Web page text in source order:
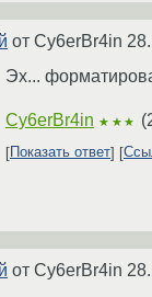
от Cy6erBr4in
Эх...
Cy6erBr4in ★★★ (
Показать ответ
от Cy6erBr4in